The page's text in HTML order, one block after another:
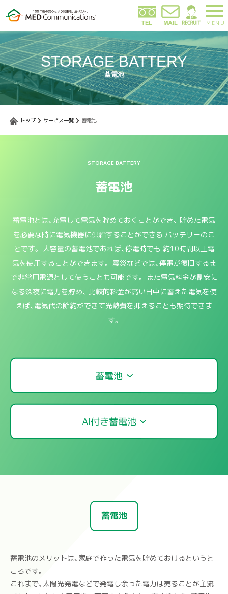
STORAGE BATTERY
蓄電池
トップ サービス一覧 蓄電池
STORAGE BATTERY
蓄電池
蓄電池とは、充電して電気を貯めておくことができ、 貯めた電気
を必要な時に電気機器に供給することができる バッテリーのこ
とです。 大容量の蓄電池であれば、停電時でも 約10時間以上電
気を使用することができます。 震災などでは、停電が復旧するま
で非常用電源として使うことも可能です。
また電気料金が割安に
なる深夜に電力を貯め、 比較的料金が高い日中に蓄えた電気を使
えば、電気代の節約ができて光熱費を抑えることも期待できま
す。
蓄電池
AI付き蓄電池
蓄電池
蓄電池のメリットは、家庭で作った電気を貯めておけるというと
ころです。
これまで、太陽光発電などで発電し余った電力は売ることが主流
MENU